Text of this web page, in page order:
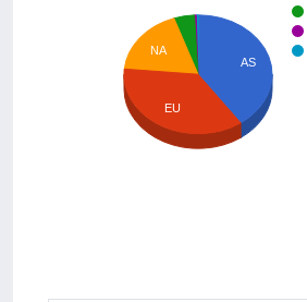
AS
NA
EU